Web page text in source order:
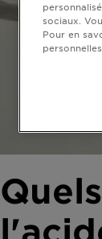
sociaux.
Pour en